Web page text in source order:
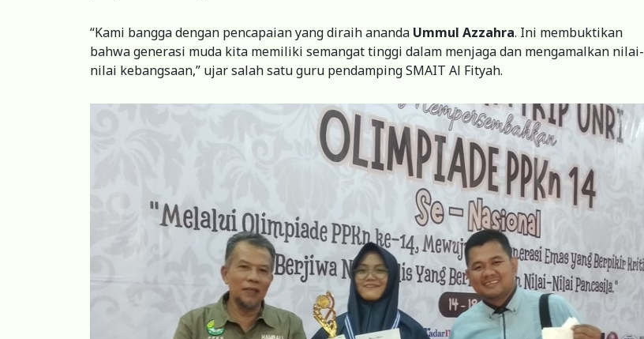
“Kami bangga dengan pencapaian yang diraih ananda Ummul Azzahra. Ini membuktikan
bahwa generasi muda kita memiliki semangat tinggi dalam menjaga dan mengamalkan nilai-
nilai kebangsaan,” ujar salah satu guru pendamping SMAIT Al Fityah.